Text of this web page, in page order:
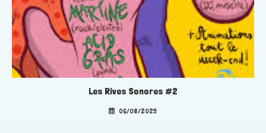
Les Rives Sonores #2
06/08/2025